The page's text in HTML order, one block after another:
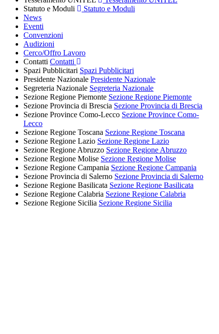
Statuto e Moduli
Statuto e Moduli
News
Eventi
Convenzioni
Audizioni
Cerco/Offro Lavoro
Contatti Contatti
Spazi Pubblicitari Spazi Pubblicitari
Presidente Nazionale Presidente Nazionale
Segreteria Nazionale Segreteria Nazionale
Sezione Regione Piemonte Sezione Regione Piemonte
Sezione Provincia di Brescia Sezione Provincia di Brescia
Sezione Province Como-Lecco Sezione Province Como-
Lecco
Sezione Regione Toscana Sezione Regione Toscana
Sezione Regione Lazio Sezione Regione Lazio
Sezione Regione Abruzzo Sezione Regione Abruzzo
Sezione Regione Molise Sezione Regione Molise
Sezione Regione Campania Sezione Regione Campania
Sezione Provincia di Salerno Sezione Provincia di Salerno
Sezione Regione Basilicata Sezione Regione Basilicata
Sezione Regione Calabria Sezione Regione Calabria
Sezione Regione Sicilia Sezione Regione Sicilia